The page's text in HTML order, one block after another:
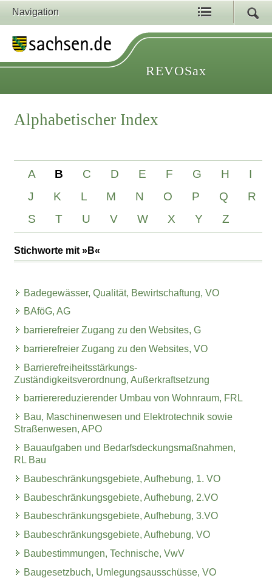
Navigation
REVOSax
Alphabetischer Index
A B C D E F G H
I
J
K L M N O P Q
R
S
T U V W X Y Z
Stichworte mit »B«
Badegewässer, Qualität, Bewirtschaftung, VO
BAföG, AG
barrierefreier Zugang zu den Websites, G
barrierefreier Zugang zu den Websites, VO
Barrierefreiheitsstärkungs-
Zuständigkeitsverordnung, Außerkraftsetzung
barrierereduzierender Umbau von Wohnraum, FRL
Bau, Maschinenwesen und Elektrotechnik sowie
Straßenwesen, APO
Bauaufgaben und Bedarfsdeckungsmaßnahmen,
RL Bau
Baubeschränkungsgebiete, Aufhebung, 1. VO
Baubeschränkungsgebiete, Aufhebung, 2.VO
Baubeschränkungsgebiete, Aufhebung, 3.VO
Baubeschränkungsgebiete, Aufhebung, VO
Baubestimmungen, Technische, VwV
Baugesetzbuch, Umlegungsausschüsse, VO